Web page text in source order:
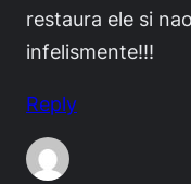
restaura ele si
infelismente!!!
Reply